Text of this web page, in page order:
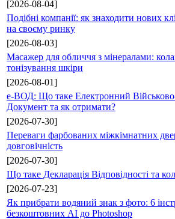
[2026-08-04]
Подібні компанії: як знаходити нових
на своєму ринку
[2026-08-03]
Масажер для обличчя з мінералами:
тонізування шкіри
[2026-08-01]
е-ВОД: Що таке Електронний
Документ та як отримати?
[2026-07-30]
Переваги фарбованих міжкімнатних
довговічність
[2026-07-30]
Що таке Декларація Відповідності та
[2026-07-23]
Як прибрати водяний знак з фото: 6
безкоштовних AI до Photoshop